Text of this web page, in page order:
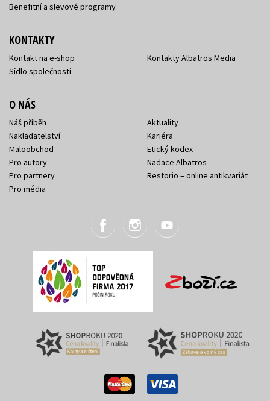
Benefitní a slevové programy
KONTAKTY
Kontakt na e-shop
Sídlo společnosti
Kontakty Albatros Media
O NÁS
Náš příběh
Nakladatelství
Maloobchod
Pro autory
Pro partnery
Pro média
Aktuality
Kariéra
Etický kodex
Nadace Albatros
Restorio – online antikvariát